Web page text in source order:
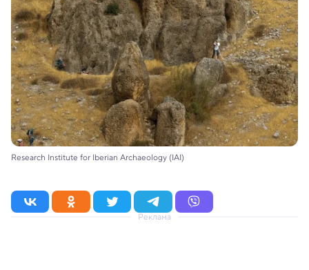
Research Institute for Iberian Archaeology (IAI)
Реклама